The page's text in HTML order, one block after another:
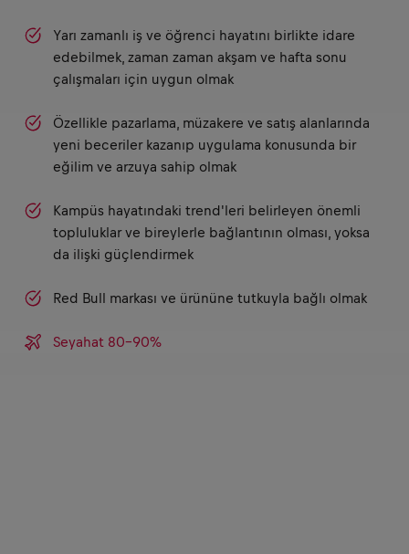
Yarı zamanlı iş ve öğrenci hayatını birlikte idare
edebilmek, zaman zaman akşam ve hafta sonu
çalışmaları için uygun olmak
Özellikle pazarlama, müzakere ve satış alanlarında
yeni beceriler kazanıp uygulama konusunda bir
eğilim ve arzuya sahip olmak
Kampüs hayatındaki trend'leri belirleyen önemli
topluluklar ve bireylerle bağlantının olması, yoksa
da ilişki güçlendirmek
Red Bull markası ve ürününe tutkuyla bağlı olmak
Seyahat 80-90%